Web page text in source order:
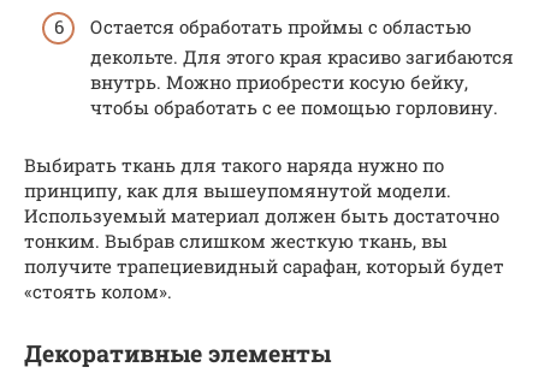
Остается обработать проймы с областью
декольте. Для этого края красиво загибаются
внутрь. Можно приобрести косую бейку,
чтобы обработать с ее помощью горловину.
Выбирать ткань для такого наряда нужно по
принципу, как для вышеупомянутой модели.
Используемый материал должен быть достаточно
тонким. Выбрав слишком жесткую ткань, вы
получите трапециевидный сарафан, который будет
«стоять колом».
Декоративные элементы